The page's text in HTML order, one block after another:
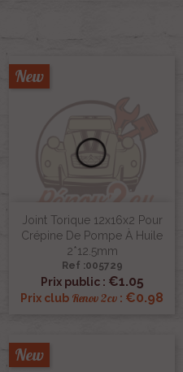
Joint Torique 12x16x2 Pour
Crépine De Pompe À Huile
2*12.5mm
Ref :005729
Prix public : €1.05
Prix club Renov 2cv : €0.98
New
New